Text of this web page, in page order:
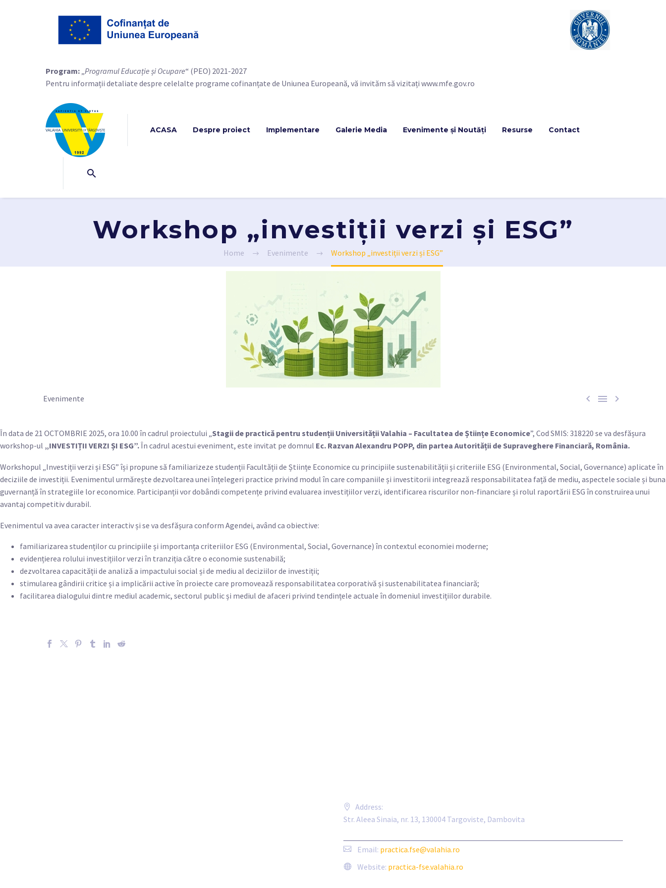
Program: „Programul Educație și Ocupare“ (PEO) 2021-2027
Pentru informații detaliate despre celelalte programe cofinanțate de Uniunea Europeană, vă invităm să vizitați www.mfe.gov.ro
ACASA Despre proiect Implementare Galerie Media Evenimente și Noutăți Resurse Contact
Workshop „investiții verzi și ESG”
Home Evenimente Workshop „investiții verzi și ESG”
  
Evenimente
În data de 21 OCTOMBRIE 2025, ora 10.00 în cadrul proiectului „Stagii de practică pentru studenții Universității Valahia – Facultatea de Științe Economice”, Cod SMIS: 318220 se va desfășura
workshop-ul „INVESTIȚII VERZI ȘI ESG”.În cadrul acestui eveniment, este invitat pe domnul Ec. Razvan Alexandru POPP, din partea Autorității de Supraveghere Financiară, România.
Workshopul „Investiții verzi și ESG” își propune să familiarizeze studenții Facultății de Științe Economice cu principiile sustenabilității și criteriile ESG (Environmental, Social, Governance) aplicate în
deciziile de investiții. Evenimentul urmărește dezvoltarea unei înțelegeri practice privind modul în care companiile și investitorii integrează responsabilitatea față de mediu, aspectele sociale și buna
guvernanță în strategiile lor economice. Participanții vor dobândi competențe privind evaluarea investițiilor verzi, identificarea riscurilor non-financiare și rolul raportării ESG în construirea unui
avantaj competitiv durabil.
Evenimentul va avea caracter interactiv și se va desfășura conform Agendei, având ca obiective:
familiarizarea studenților cu principiile și importanța criteriilor ESG (Environmental, Social, Governance) în contextul economiei moderne;
evidențierea rolului investițiilor verzi în tranziția către o economie sustenabilă;
dezvoltarea capacității de analiză a impactului social și de mediu al deciziilor de investiții;
stimularea gândirii critice și a implicării active în proiecte care promovează responsabilitatea corporativă și sustenabilitatea financiară;
facilitarea dialogului dintre mediul academic, sectorul public și mediul de afaceri privind tendințele actuale în domeniul investițiilor durabile.
Address:
Str. Aleea Sinaia, nr. 13, 130004 Targoviste, Dambovita
Email: practica.fse@valahia.ro
Website: practica-fse.valahia.ro